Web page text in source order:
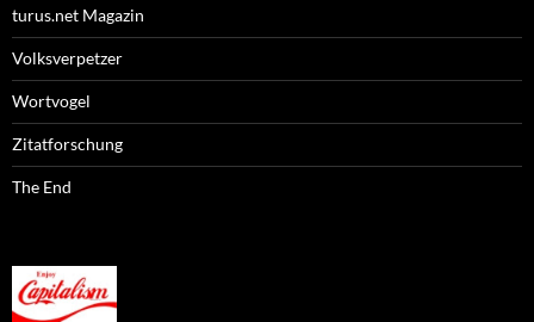
turus.net Magazin
Volksverpetzer
Wortvogel
Zitatforschung
The End